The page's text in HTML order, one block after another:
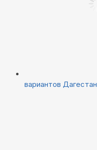
вариантов Дагестан